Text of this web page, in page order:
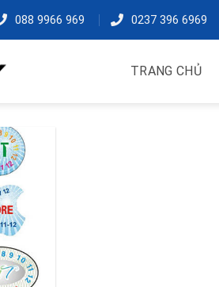
088 9966 969 0237 396 6969
TRANG CHỦ